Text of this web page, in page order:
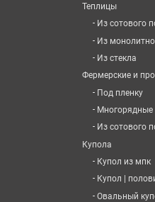
Теплицы
- Из сотового
- Из
- Из стекла
Фермерские и
- Под пленку
- Многорядные
- Из сотового
Купола
- Купол из мпк
- Купол |
-Овальный